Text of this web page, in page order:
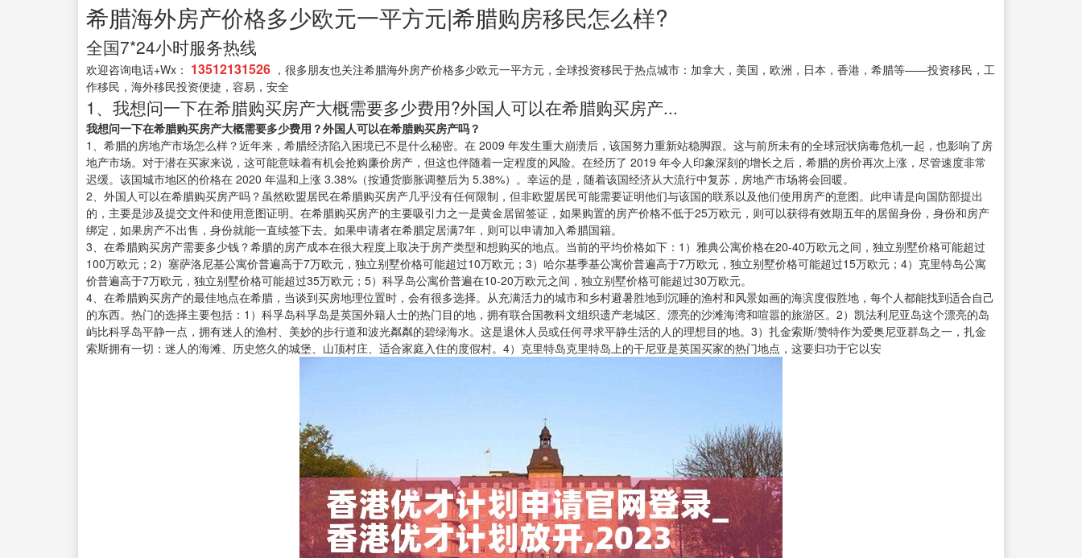
希腊海外房产价格多少欧元一平方元|希腊购房移民怎么样?
全国7*24小时服务热线
欢迎咨询电话+Wx： 13512131526 ，很多朋友也关注希腊海外房产价格多少欧元一平方元，全球投资移民于热点城市：加拿大，美国，欧洲，日本，香港，希腊等——投资移民，工
作移民，海外移民投资便捷，容易，安全
1、我想问一下在希腊购买房产大概需要多少费用?外国人可以在希腊购买房产...
我想问一下在希腊购买房产大概需要多少费用？外国人可以在希腊购买房产吗？
1、希腊的房地产市场怎么样？近年来，希腊经济陷入困境已不是什么秘密。在 2009 年发生重大崩溃后，该国努力重新站稳脚跟。这与前所未有的全球冠状病毒危机一起，也影响了房
地产市场。对于潜在买家来说，这可能意味着有机会抢购廉价房产，但这也伴随着一定程度的风险。在经历了 2019 年令人印象深刻的增长之后，希腊的房价再次上涨，尽管速度非常
迟缓。该国城市地区的价格在 2020 年温和上涨 3.38%（按通货膨胀调整后为 5.38%）。幸运的是，随着该国经济从大流行中复苏，房地产市场将会回暖。
2、外国人可以在希腊购买房产吗？虽然欧盟居民在希腊购买房产几乎没有任何限制，但非欧盟居民可能需要证明他们与该国的联系以及他们使用房产的意图。此申请是向国防部提出
的，主要是涉及提交文件和使用意图证明。在希腊购买房产的主要吸引力之一是黄金居留签证，如果购置的房产价格不低于25万欧元，则可以获得有效期五年的居留身份，身份和房产
绑定，如果房产不出售，身份就能一直续签下去。如果申请者在希腊定居满7年，则可以申请加入希腊国籍。
3、在希腊购买房产需要多少钱？希腊的房产成本在很大程度上取决于房产类型和想购买的地点。当前的平均价格如下：1）雅典公寓价格在20-40万欧元之间，独立别墅价格可能超过
100万欧元；2）塞萨洛尼基公寓价普遍高于7万欧元，独立别墅价格可能超过10万欧元；3）哈尔基季基公寓价普遍高于7万欧元，独立别墅价格可能超过15万欧元；4）克里特岛公寓
价普遍高于7万欧元，独立别墅价格可能超过35万欧元；5）科孚岛公寓价普遍在10-20万欧元之间，独立别墅价格可能超过30万欧元。
4、在希腊购买房产的最佳地点在希腊，当谈到买房地理位置时，会有很多选择。从充满活力的城市和乡村避暑胜地到沉睡的渔村和风景如画的海滨度假胜地，每个人都能找到适合自己
的东西。热门的选择主要包括：1）科孚岛科孚岛是英国外籍人士的热门目的地，拥有联合国教科文组织遗产老城区、漂亮的沙滩海湾和喧嚣的旅游区。2）凯法利尼亚岛这个漂亮的岛
屿比科孚岛平静一点，拥有迷人的渔村、美妙的步行道和波光粼粼的碧绿海水。这是退休人员或任何寻求平静生活的人的理想目的地。3）扎金索斯/赞特作为爱奥尼亚群岛之一，扎金
索斯拥有一切：迷人的海滩、历史悠久的城堡、山顶村庄、适合家庭入住的度假村。4）克里特岛克里特岛上的干尼亚是英国买家的热门地点，这要归功于它以安